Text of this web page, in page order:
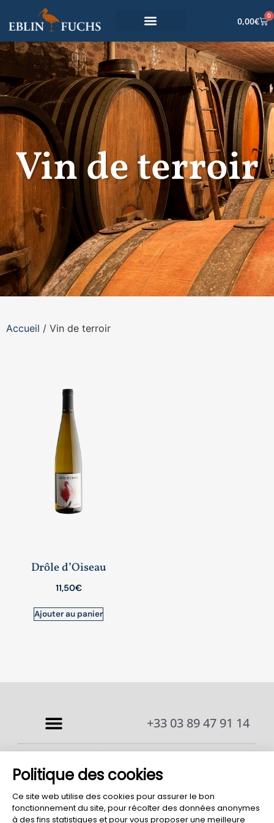
0,00€ 0
Vin de terroir
Accueil / Vin de terroir
Drôle d’Oiseau
11,50€
Ajouter au panier
+33 03 89 47 91 14
© Eblin Fuchs Vins Bio Alsace Site Réalisé ParAJI Groupe SAS
Politique des cookies
Ce site web utilise des cookies pour assurer le bon
fonctionnement du site, pour récolter des données anonymes
à des fins statistiques et pour vous proposer une meilleure